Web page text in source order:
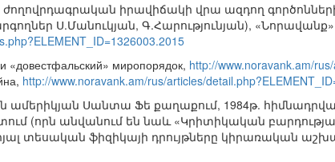
իրավիճակի վրա ազդող գործոնների
Ս.Մանուկյան, Գ.Հարությունյան), «Նորավանք»
«довестфальский» миропорядок, http://www.noravank.am/
http://www.noravank.am/rus/articles/
ամերիկյան Սանտա Ֆե քաղաքում, 1984թ.
(որն անվանում են նաև «Կրիտիկական
տեսական ֆիզիկայի դրույթները կիրառական